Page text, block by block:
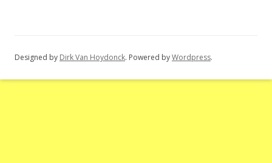
Designed by Dirk Van Hoydonck. Powered byWordpress.